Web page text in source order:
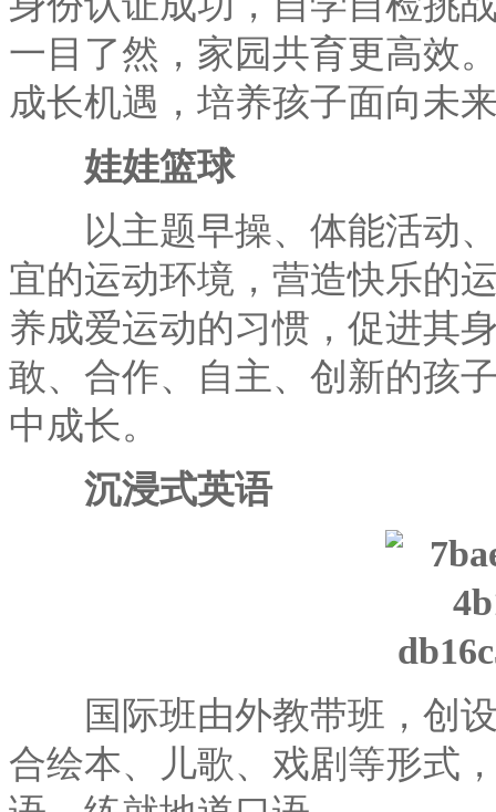
一目了然，家园共育更高效
成长机遇，培养孩子面向未
娃娃篮球
以主题早操、体能活动、
宜的运动环境，营造快乐的
养成爱运动的习惯，促进其
敢、合作、自主、创新的孩
中成长。
沉浸式英语
国际班由外教带班，创设
合绘本、儿歌、戏剧等形式